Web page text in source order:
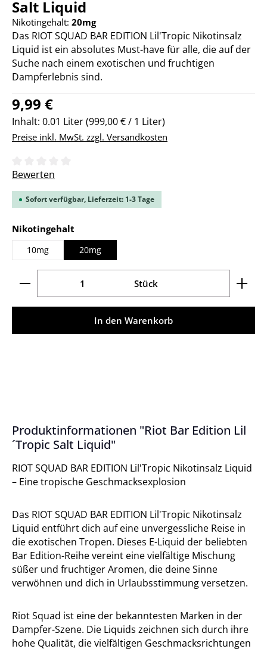
Salt Liquid
Nikotingehalt: 20mg
Das RIOT SQUAD BAR EDITION Lil'Tropic Nikotinsalz
Liquid ist ein absolutes Must-have für alle, die auf der
Suche nach einem exotischen und fruchtigen
Dampferlebnis sind.
Regulärer Preis:
9,99 €
Inhalt: 0.01 Liter(999,00 € / 1 Liter)
Preise inkl. MwSt. zzgl. Versandkosten
Durchschnittliche Bewertung von 0 von 5 Sternen
Bewerten
Sofort verfügbar, Lieferzeit: 1-3 Tage
Nikotingehalt
10mg 20mg
Produkt Anzahl: Gib den gewünschten Wert ein
Stück
In den Warenkorb
Produktinformationen "Riot Bar Edition Lil
´Tropic Salt Liquid"
RIOT SQUAD BAR EDITION Lil'Tropic Nikotinsalz Liquid
– Eine tropische Geschmacksexplosion
Das RIOT SQUAD BAR EDITION Lil'Tropic Nikotinsalz
Liquid entführt dich auf eine unvergessliche Reise in
die exotischen Tropen. Dieses E-Liquid der beliebten
Bar Edition-Reihe vereint eine vielfältige Mischung
süßer und fruchtiger Aromen, die deine Sinne
verwöhnen und dich in Urlaubsstimmung versetzen.
Riot Squad ist eine der bekanntesten Marken in der
Dampfer-Szene. Die Liquids zeichnen sich durch ihre
hohe Qualität, die vielfältigen Geschmacksrichtungen